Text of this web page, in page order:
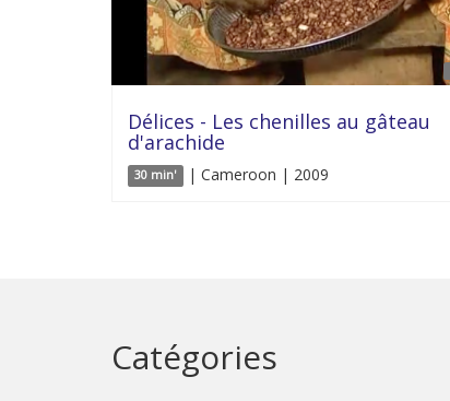
Délices - Les chenilles au gâteau
d'arachide
30 min' | Cameroon | 2009
Catégories